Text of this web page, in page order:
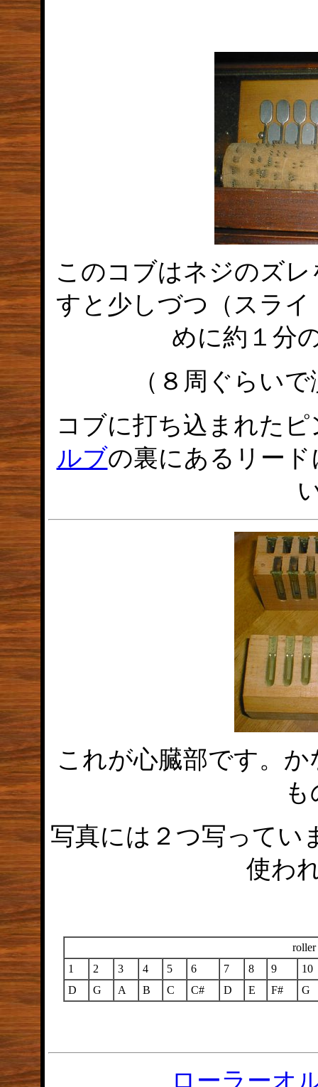
このコブはネジのズ
すと少しづつ（スラ
めに約１分
（８周ぐらい
コブに打ち込まれたピ
ルブの裏にあるリー
これが心臓部です。
写真には２つ写ってい
使わ
roller
1
2 3 4 5 6 7 8 9
10
D
G A B C C# D E F# G
ローラーオ